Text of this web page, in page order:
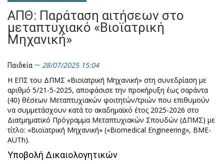
ΑΠΘ: Παράταση αιτήσεων στο
μεταπτυχιακό «Βιοϊατρική
Μηχανική»
Παιδεία
28/07/2025 15:04
Η ΕΠΣ του ΔΠΜΣ «Βιοϊατρική Μηχανική» στη συνεδρίαση με
αριθμό 5/21-5-2025, αποφάσισε την προκήρυξη έως σαράντα
(40) θέσεων Μεταπτυχιακών φοιτητών/τριών που επιθυμούν
να συμμετάσχουν κατά το ακαδημαϊκό έτος 2025-2026 στο
Διατμηματικό Πρόγραμμα Μεταπτυχιακών Σπουδών (ΔΠΜΣ) με
τίτλο: «Βιοϊατρική Μηχανική» («Biomedical Engineering», BME-
AUTh).
Υποβολή Δικαιολογητικών